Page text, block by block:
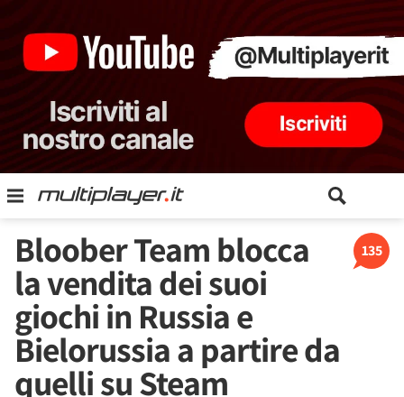
135
Bloober Team blocca
la vendita dei suoi
giochi in Russia e
Bielorussia a partire da
quelli su Steam